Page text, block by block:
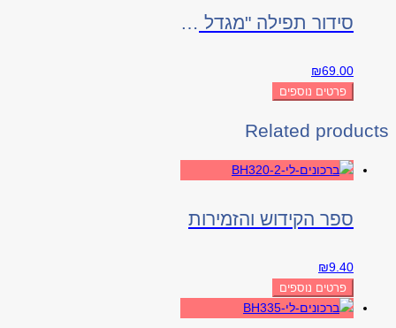
סידור תפילה "מגדל דוד"
₪69.00
פרטים נוספים
Related products
ספר הקידוש והזמירות
₪9.40
פרטים נוספים